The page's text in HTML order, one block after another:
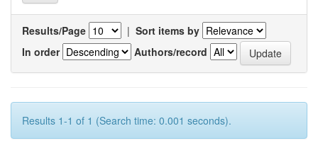
Results/Page | Sort items by
In order
Authors/record
Results 1-1 of 1 (Search time: 0.001 seconds).